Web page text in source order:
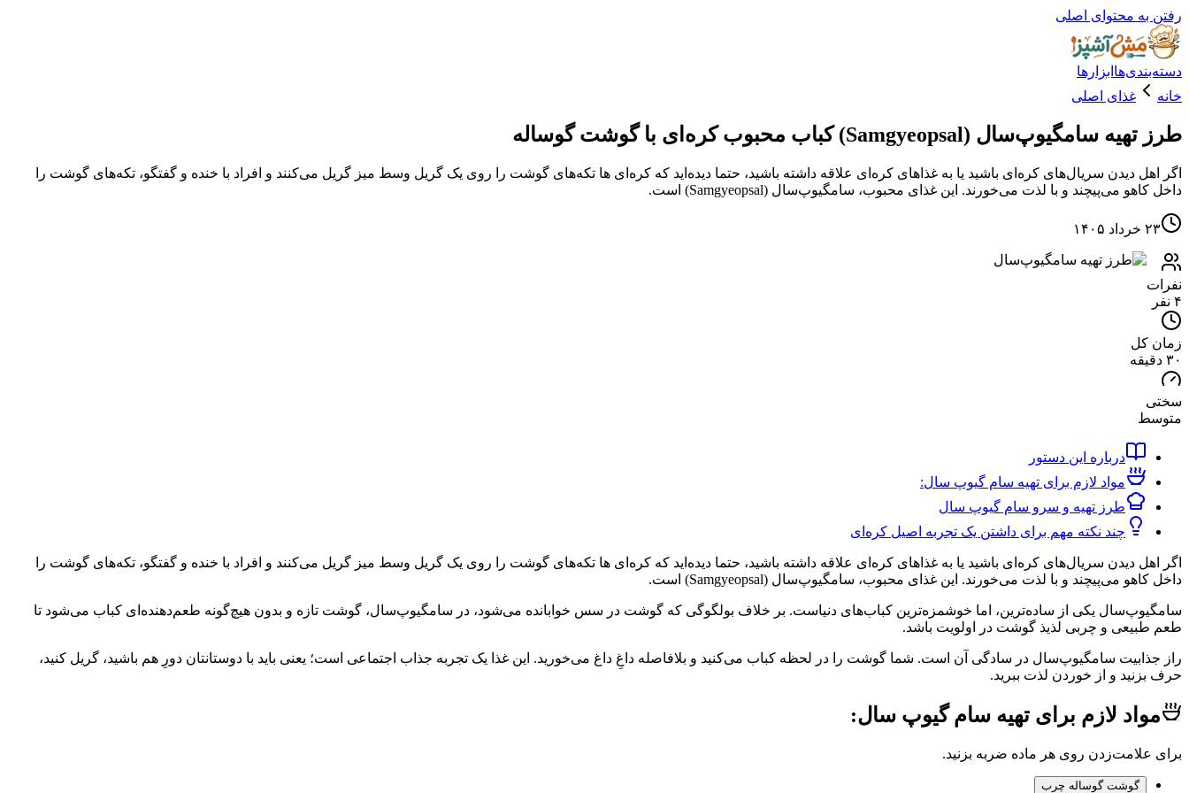
رفتن به محتوای اصلی
دسته‌بندی‌ها ابزارها
خانه
غذای اصلی
طرز تهیه سامگیوپ‌سال (Samgyeopsal) کباب محبوب کره‌ای‌ با گوشت گوساله
اگر اهل دیدن سریال‌های کره‌ای باشید یا به غذاهای کره‌ای علاقه داشته باشید، حتما دیده‌اید که کره‌ای ها تکه‌های گوشت را روی یک گریل وسط میز گریل می‌کنند و افراد با خنده و گفتگو، تکه‌های گوشت را
داخل کاهو می‌پیچند و با لذت می‌خورند. این غذای محبوب، سامگیوپ‌سال (Samgyeopsal) است.
۲۳ خرداد ۱۴۰۵
نفرات
۴ نفر
زمان کل
۳۰ دقیقه
سختی
متوسط
درباره این دستور
مواد لازم برای تهیه سام گیوپ سال:
طرز تهیه و سرو سام گیوپ سال
چند نکته مهم برای داشتن یک تجربه اصیل کره‌ای
اگر اهل دیدن سریال‌های کره‌ای باشید یا به غذاهای کره‌ای علاقه داشته باشید، حتما دیده‌اید که کره‌ای ها تکه‌های گوشت را روی یک گریل وسط میز گریل می‌کنند و افراد با خنده و گفتگو، تکه‌های گوشت را
داخل کاهو می‌پیچند و با لذت می‌خورند. این غذای محبوب، سامگیوپ‌سال (Samgyeopsal) است.
سامگیوپ‌سال یکی از ساده‌ترین، اما خوشمزه‌ترین کباب‌های دنیاست. بر خلاف بولگوگی که گوشت در سس خوابانده می‌شود، در سامگیوپ‌سال، گوشت تازه و بدون هیچ‌گونه طعم‌دهنده‌ای کباب می‌شود تا
طعم طبیعی و چربی لذیذ گوشت در اولویت باشد.
راز جذابیت سامگیوپ‌سال در سادگی آن است. شما گوشت را در لحظه کباب می‌کنید و بلافاصله داغِ داغ می‌خورید. این غذا یک تجربه جذاب اجتماعی است؛ یعنی باید با دوستانتان دورِ هم باشید، گریل کنید،
حرف بزنید و از خوردن لذت ببرید.
مواد لازم برای تهیه سام گیوپ سال:
برای علامت‌زدن روی هر ماده ضربه بزنید.
گوشت گوساله چرب